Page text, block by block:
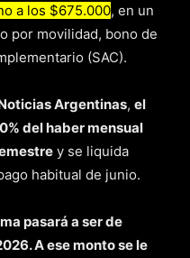
a los $675.000, en un
por movilidad, bono de
(SAC).
Argentinas, el
del haber mensual
y se liquida
habitual de junio.
pasará a ser de
A ese monto se le